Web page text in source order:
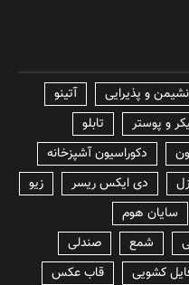
آتینو
و پوستر
تابلو
دکوراسیون آشپزخانه
دی ایکس ریسر
زیو
سایان هوم
شمع
صندلی
کشویی
قاب عکس